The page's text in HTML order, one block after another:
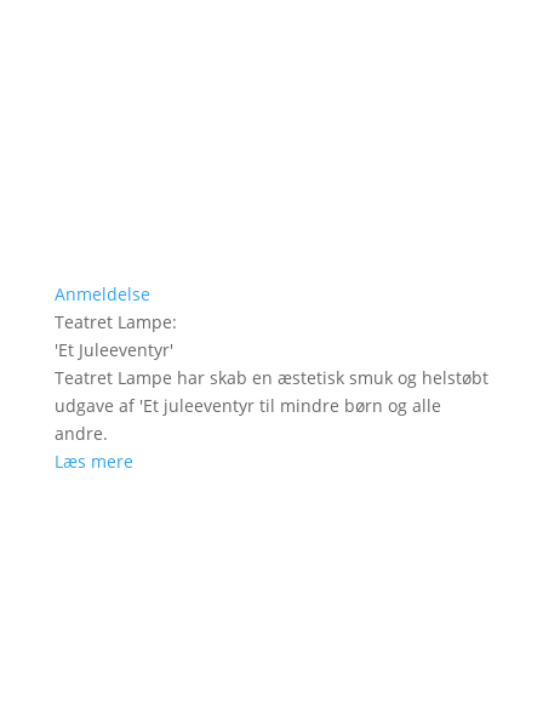
Anmeldelse
Teatret Lampe:
'Et Juleeventyr'
Teatret Lampe har skab en æstetisk smuk og helstøbt
udgave af 'Et juleeventyr til mindre børn og alle
andre.
Læs mere